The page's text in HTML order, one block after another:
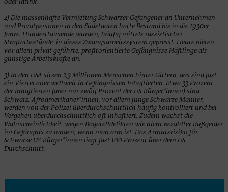
2) Die massenhafte Vermietung Schwarzer Gefangener an Unternehmen
und Privatpersonen in den Südstaaten hatte Bestand bis in die 1930er
Jahre. Hunderttausende wurden, häufig mittels rassistischer
Straftatbestände, in dieses Zwangsarbeitssystem gepresst. Heute bieten
vor allem privat geführte, profitorientierte Gefängnisse Häftlinge als
günstige Arbeitskräfte an.
3) In den USA sitzen 2,3 Millionen Menschen hinter Gittern, das sind fast
ein Viertel aller weltweit in Gefängnissen Inhaftierten. Etwa 33 Prozent
der Inhaftierten (aber nur zwölf Prozent der US-Bürger*innen) sind
Schwarz. Afroamerikaner*innen, vor allem junge Schwarze Männer,
werden von der Polizei überdurchschnittlich häufig kontrolliert und bei
Vergehen überdurchschnittlich oft inhaftiert. Zudem wächst die
Wahrscheinlichkeit, wegen Bagatelldelikten wie nicht bezahlter Bußgelder
im Gefängnis zu landen, wenn man arm ist. Das Armutsrisiko für
Schwarze US-Bürger*innen liegt fast 100 Prozent über dem US-
Durchschnitt.